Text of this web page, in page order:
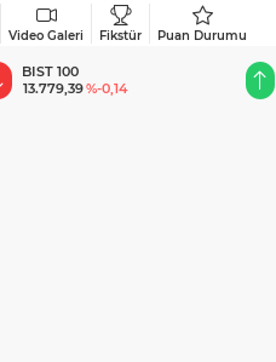
Video Galeri Fikstür Puan Durumu
USD
47,6787%0,18